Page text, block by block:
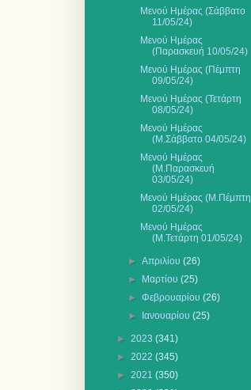
Μενού Ημέρας (Σάββατο
11/05/24)
Μενού Ημέρας
(Παρασκευή 10/05/24)
Μενού Ημέρας (Πέμπτη
09/05/24)
Μενού Ημέρας (Τετάρτη
08/05/24)
Μενού Ημέρας
(Μ.Σάββατο 04/05/24)
Μενού Ημέρας
(Μ.Παρασκευή
03/05/24)
Μενού Ημέρας (Μ.Πέμπτη
02/05/24)
Μενού Ημέρας
(Μ.Τετάρτη 01/05/24)
►Απριλίου(26)
►
Μαρτίου(25)
►Φεβρουαρίου(26)
►
Ιανουαρίου(25)
► 2023 (341)
► 2022 (345)
► 2021 (350)